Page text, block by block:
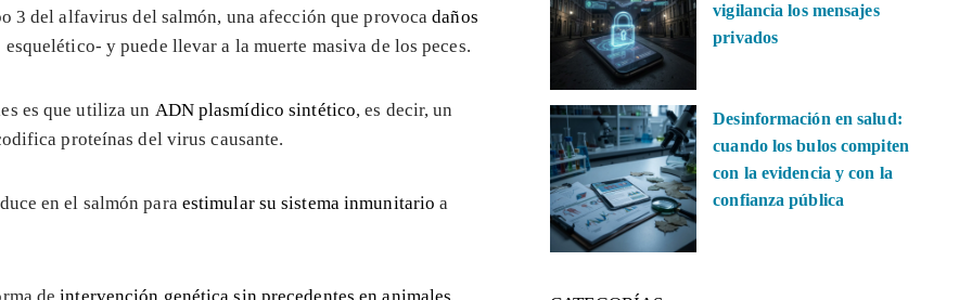
3 del alfavirus del salmón, una afección que provocadaños
y puede llevar a la muerte masiva de los peces.
es que utiliza un ADN plasmídico sintético, es decir, un
proteínas del virus causante.
en el salmón para estimular su sistema inmunitario a
vigilancia los mensajes
privados
Desinformación en salud:
cuando los bulos compiten
con la evidencia y con la
confianza pública